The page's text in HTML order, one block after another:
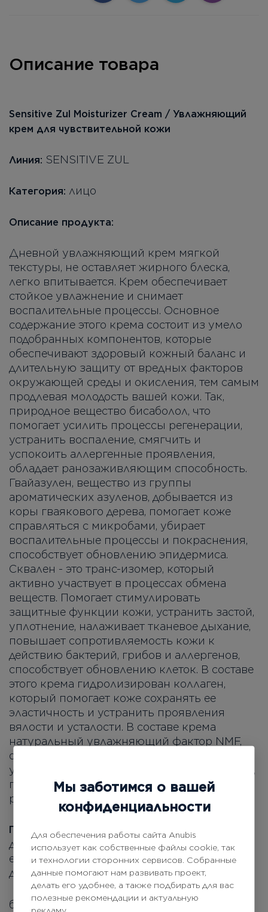
Описание товара
Sensitive Zul Moisturizer Cream / Увлажняющий
крем для чувствительной кожи
Линия: SENSITIVE ZUL
Категория: лицо
Описание продукта:
Дневной увлажняющий крем мягкой
текстуры, не оставляет жирного блеска,
легко впитывается. Крем обеспечивает
стойкое увлажнение и снимает
воспалительные процессы. Основное
содержание этого крема состоит из умело
подобранных компонентов, которые
обеспечивают здоровый кожный баланс и
длительную защиту от вредных факторов
окружающей среды и окисления, тем самым
продлевая молодость вашей кожи. Так,
природное вещество бисаболол, что
помогает усилить процессы регенерации,
устранить воспаление, смягчить и
успокоить аллергенные проявления,
обладает ранозаживляющим способность.
Гвайазулен, вещество из группы
ароматических азуленов, добывается из
коры гваякового дерева, помогает коже
справляться с микробами, убирает
воспалительные процессы и покраснения,
способствует обновлению эпидермиса.
Сквален - это транс-изомер, который
активно участвует в процессах обмена
веществ. Помогает стимулировать
защитные функции кожи, устранить застой,
уплотнение, налаживает тканевое дыхание,
повышает сопротивляемость кожи к
действию бактерий, грибов и аллергенов,
способствует обновлению клеток. В составе
этого крема гидролизирован коллаген,
который помогает коже сохранять ее
эластичность и устранить проявления
вялости и усталости. В составе крема
натуральный увлажняющий фактор NMF,
обеспечивающий глубокое длительное
увлажнение, противодействует шелушению,
покраснению и способствует процессам
регенерации.
Применение:
нанесите крем на кожу в
дневное или вечернее время, распределив
его кончиками пальцев массажными
движениями.
бисаболол, молочная кислота, гидролизат
Мы заботимся о вашей
конфиденциальности
Для обеспечения работы сайта Anubis
использует как собственные файлы cookie, так
и технологии сторонних сервисов. Собранные
данные помогают нам развивать проект,
делать его удобнее, а также подбирать для вас
полезные рекомендации и актуальную
рекламу.